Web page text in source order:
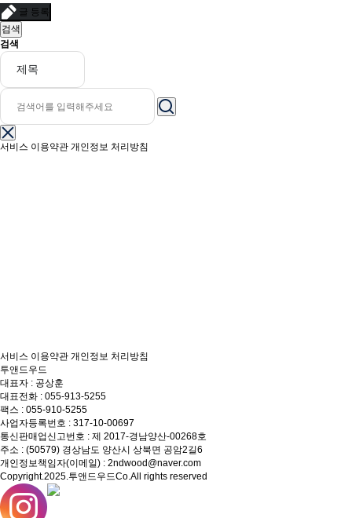
글 등록
검색
검색
서비스 이용약관 개인정보 처리방침
서비스 이용약관 개인정보 처리방침
투앤드우드
대표자 : 공상훈
대표전화 : 055-913-5255
팩스 : 055-910-5255
사업자등록번호 : 317-10-00697
통신판매업신고번호 : 제 2017-경남양산-00268호
주소 : (50579) 경상남도 양산시 상북면 공암2길6
개인정보책임자(이메일) : 2ndwood@naver.com
Copyright.2025.투앤드우드Co.All rights reserved